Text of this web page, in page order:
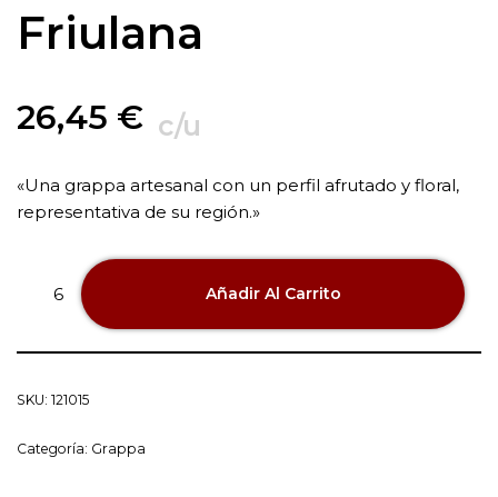
Friulana
26,45 € c/u
«Una grappa artesanal con un perfil afrutado y floral,
representativa de su región.»
Añadir Al Carrito
SKU: 121015
Categoría: Grappa